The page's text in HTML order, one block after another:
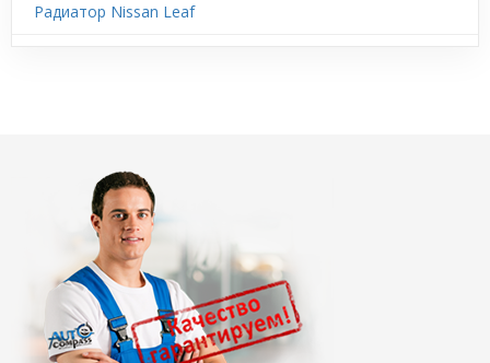
Радиатор Nissan Leaf